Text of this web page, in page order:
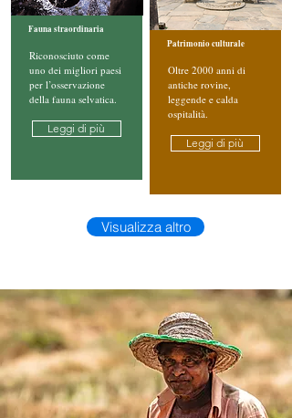
Fauna straordinaria
Riconosciuto come
uno dei migliori paesi
per l’osservazione
della fauna selvatica.
Leggi di più
Patrimonio culturale
Oltre 2000 anni di
antiche rovine,
leggende e calda
ospitalità.
Leggi di più
Visualizza altro